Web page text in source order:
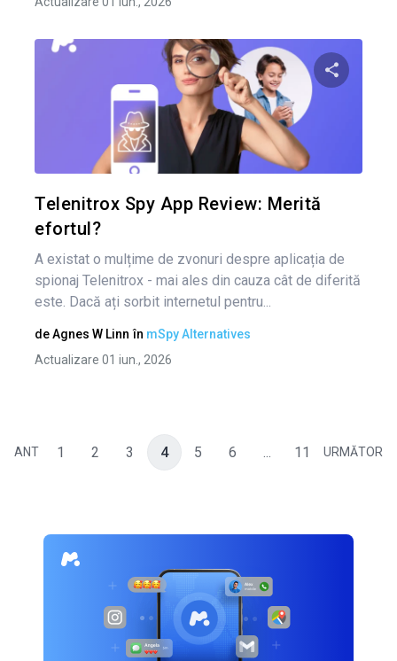
Condividi
Telenitrox Spy App Review: Merită
efortul?
A existat o mulțime de zvonuri despre aplicația de
spionaj Telenitrox - mai ales din cauza cât de diferită
este. Dacă ați sorbit internetul pentru...
deAgnes W Linn în mSpy Alternatives
Actualizare 01 iun., 2026
ANT 1 2 3 4 5 6 ... 11 URMĂTOR